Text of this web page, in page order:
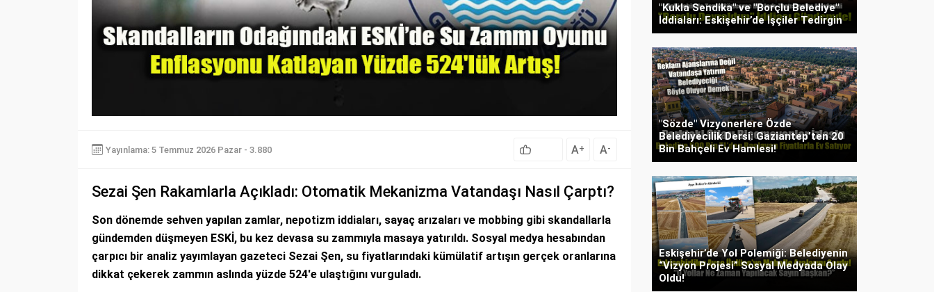
Yayınlama: 5 Temmuz 2026 Pazar - 3.880 A+ A-
Sezai Şen Rakamlarla Açıkladı: Otomatik Mekanizma Vatandaşı Nasıl Çarptı?
Son dönemde sehven yapılan zamlar, nepotizm iddiaları, sayaç arızaları ve mobbing gibi skandallarla
gündemden düşmeyen ESKİ, bu kez devasa su zammıyla masaya yatırıldı. Sosyal medya hesabından
çarpıcı bir analiz yayımlayan gazeteci Sezai Şen, su fiyatlarındaki kümülatif artışın gerçek oranlarına
dikkat çekerek zammın aslında yüzde 524'e ulaştığını vurguladı.
"Kukla Sendika" ve "Borçlu Belediye"
İddiaları: Eskişehir’de İşçiler Tedirgin
"Sözde" Vizyonerlere Özde
Belediyecilik Dersi: Gaziantep’ten 20
Bin Bahçeli Ev Hamlesi!
Eskişehir’de Yol Polemiği: Belediyenin
“Vizyon Projesi” Sosyal Medyada Olay
Oldu!